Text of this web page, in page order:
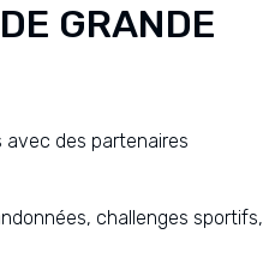
GRANDE
avec des partenaires
challenges sportifs,